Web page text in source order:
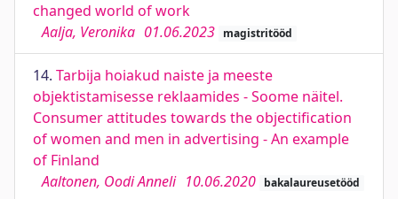
changed world of work
Aalja, Veronika 01.06.2023 magistritööd
14. Tarbija hoiakud naiste ja meeste
objektistamisesse reklaamides - Soome näitel.
Consumer attitudes towards the objectification
of women and men in advertising - An example
of Finland
Aaltonen, Oodi Anneli 10.06.2020 bakalaureusetööd